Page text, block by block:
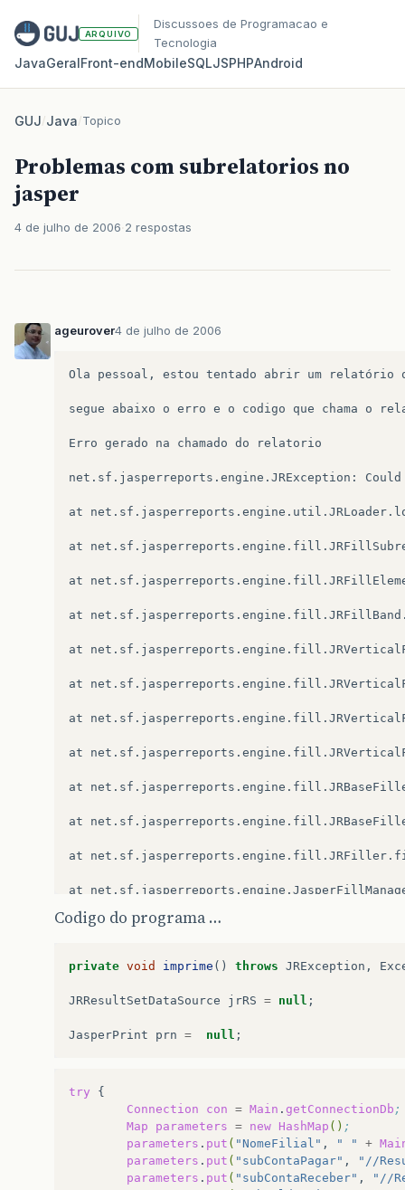
ARQUIVO
Discussoes de Programacao e
Tecnologia
JavaGeralFront‑endMobileSQLJSPHPAndroid
GUJ/Java/Topico
Problemas com subrelatorios no
jasper
4 de julho de 2006 2 respostas
ageurover4 de julho de 2006
Ola pessoal, estou tentado abrir um relatório
segue abaixo o erro e o codigo que chama o
Erro gerado na chamado do relatorio
net.sf.jasperreports.engine.JRException: Could
at
at
at
at
at
at
at
at
at
at
at
at
at
Codigo do programa …
private void imprime () throws JRException ,
JRResultSetDataSource jrRS = null ;
JasperPrint prn = null ;
try
Connection
con = Main . getConnectionDb ;
Map
parameters = new HashMap () ;
parameters . put ( "NomeFilial" , " " +
parameters . put ( "subContaPagar" ,
"//
parameters . put ( "subContaReceber" ,
"//